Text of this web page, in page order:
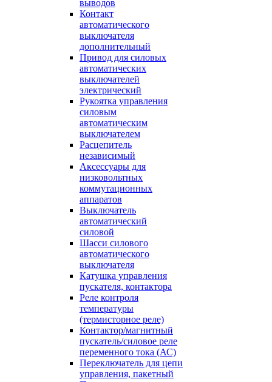
выводов
Контакт
автоматического
выключателя
дополнительный
Привод для силовых
автоматических
выключателей
электрический
Рукоятка управления
силовым
автоматическим
выключателем
Расцепитель
независимый
Аксессуары для
низковольтных
коммутационных
аппаратов
Выключатель
автоматический
силовой
Шасси силового
автоматического
выключателя
Катушка управления
пускателя, контактора
Реле контроля
температуры
(термисторное реле)
Контактор/магнитный
пускатель/силовое реле
переменного тока (АС)
Переключатель для цепи
управления, пакетный